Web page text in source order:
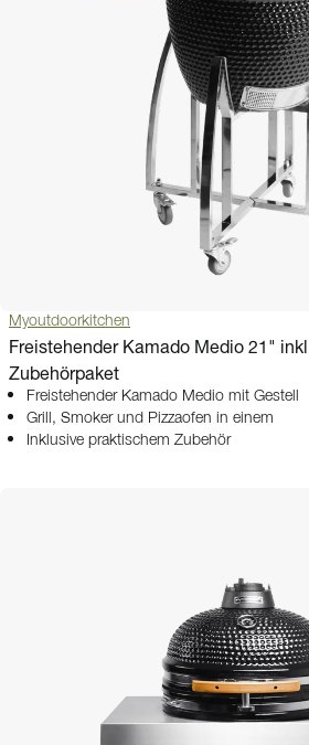
Myoutdoorkitchen
Freistehender Kamado Medio 21"
Zubehörpaket
Freistehender Kamado Medio mit Gestell
Grill, Smoker und Pizzaofen in einem
Inklusive praktischem Zubehör